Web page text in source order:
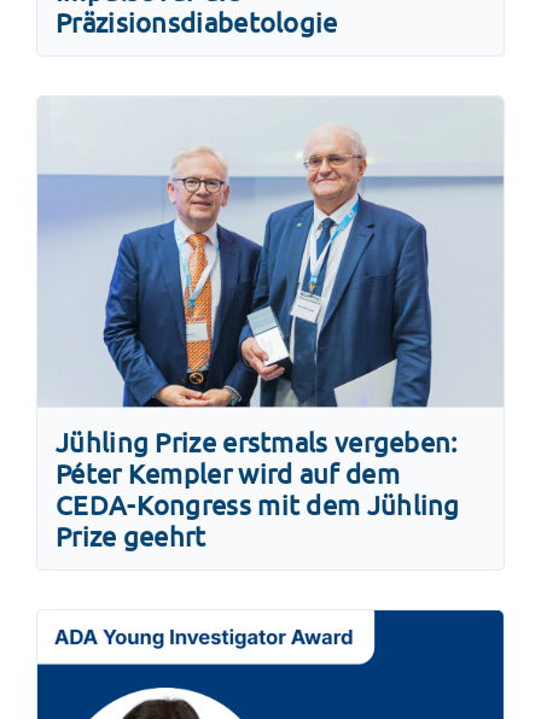
Präzisionsdiabetologie
Jühling Prize erstmals vergeben:
Péter Kempler wird auf dem
CEDA-Kongress mit dem Jühling
Prize geehrt